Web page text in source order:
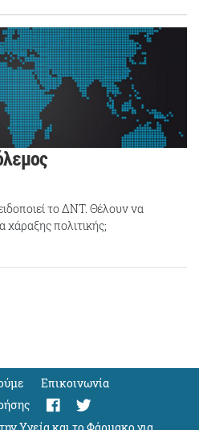
το ΔΝΤ. Θέλουν να
πολιτικής;
Eπικοινωνία